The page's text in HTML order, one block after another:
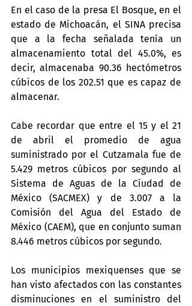
En el caso de la presa El Bosque, en el
estado de Michoacán, el SINA precisa
que a la fecha señalada tenía un
almacenamiento total del 45.0%, es
decir, almacenaba 90.36 hectómetros
cúbicos de los 202.51 que es capaz de
almacenar.
Cabe recordar que entre el 15 y el 21
de abril el promedio de agua
suministrado por el Cutzamala fue de
5.429 metros cúbicos por segundo al
Sistema de Aguas de la Ciudad de
México (SACMEX) y de 3.007 a la
Comisión del Agua del Estado de
México (CAEM), que en conjunto suman
8.446 metros cúbicos por segundo.
Los municipios mexiquenses que se
han visto afectados con las constantes
disminuciones en el suministro del